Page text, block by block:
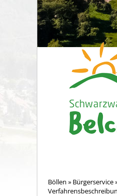
Böllen » Bürgerservice